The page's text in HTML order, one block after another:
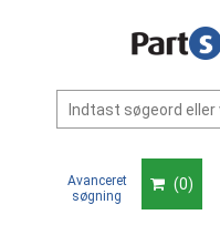
Avanceret
søgning
(0)